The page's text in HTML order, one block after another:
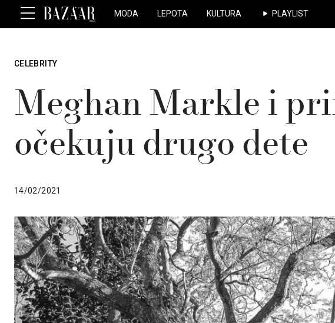
MODA LEPOTA KULTURA PLAYLIST
CELEBRITY
Meghan Markle i
očekuju drugo dete
14/02/2021